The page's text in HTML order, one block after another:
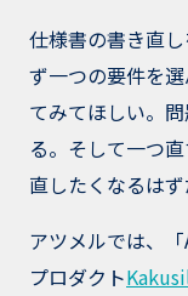
仕様書の書き直
ず一つの要件を
てみてほしい。
る。そして一つ
直したくなるはず
アツメルでは、
プロダクト